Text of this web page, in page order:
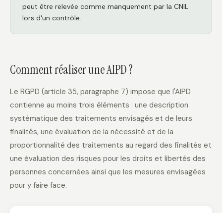
peut être relevée comme manquement par la CNIL
lors d'un contrôle.
Comment réaliser une AIPD ?
Le RGPD (article 35, paragraphe 7) impose que l'AIPD
contienne au moins trois éléments : une description
systématique des traitements envisagés et de leurs
finalités, une évaluation de la nécessité et de la
proportionnalité des traitements au regard des finalités et
une évaluation des risques pour les droits et libertés des
personnes concernées ainsi que les mesures envisagées
pour y faire face.